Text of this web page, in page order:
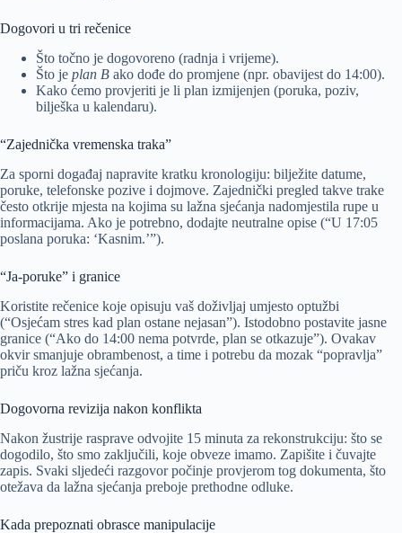
Dogovori u tri rečenice
Što točno je dogovoreno (radnja i vrijeme).
Što je plan B ako dođe do promjene (npr. obavijest do 14:00).
Kako ćemo provjeriti je li plan izmijenjen (poruka, poziv,
bilješka u kalendaru).
“Zajednička vremenska traka”
Za sporni događaj napravite kratku kronologiju: bilježite datume,
poruke, telefonske pozive i dojmove. Zajednički pregled takve trake
često otkrije mjesta na kojima su lažna sjećanja nadomjestila rupe u
informacijama. Ako je potrebno, dodajte neutralne opise (“U 17:05
poslana poruka: ‘Kasnim.’”).
“Ja-poruke” i granice
Koristite rečenice koje opisuju vaš doživljaj umjesto optužbi
(“Osjećam stres kad plan ostane nejasan”). Istodobno postavite jasne
granice (“Ako do 14:00 nema potvrde, plan se otkazuje”). Ovakav
okvir smanjuje obrambenost, a time i potrebu da mozak “popravlja”
priču kroz lažna sjećanja.
Dogovorna revizija nakon konflikta
Nakon žustrije rasprave odvojite 15 minuta za rekonstrukciju: što se
dogodilo, što smo zaključili, koje obveze imamo. Zapišite i čuvajte
zapis. Svaki sljedeći razgovor počinje provjerom tog dokumenta, što
otežava da lažna sjećanja preboje prethodne odluke.
Kada prepoznati obrasce manipulacije